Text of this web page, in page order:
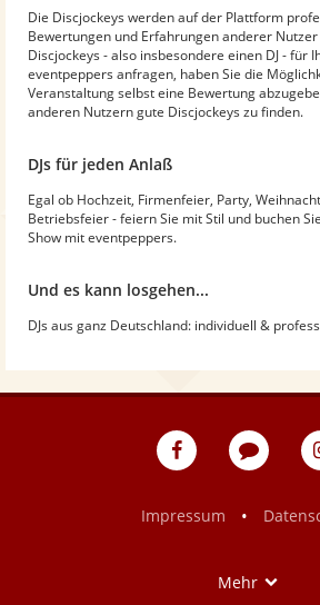
Die Discjockeys werden auf der Plattform
Bewertungen und Erfahrungen anderer Nutzer
Discjockeys - also insbesondere einen DJ - für
eventpeppers anfragen, haben Sie die
Veranstaltung selbst eine Bewertung
anderen Nutzern gute Discjockeys zu finden.
DJs für jeden Anlaß
Egal ob Hochzeit, Firmenfeier, Party,
Betriebsfeier - feiern Sie mit Stil und buchen
Show mit eventpeppers.
Und es kann losgehen...
DJs aus ganz Deutschland: individuell &
eventpeppers
Blog
Impressum
•
Mehr